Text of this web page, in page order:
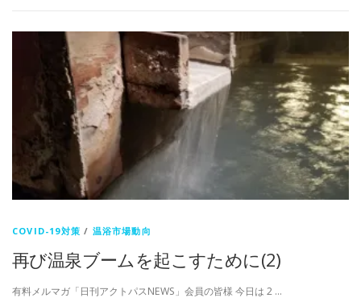
COVID-19対策 / 温浴市場動向
再び温泉ブームを起こすために(2)
有料メルマガ「日刊アクトパスNEWS」会員の皆様 今日は 2 …